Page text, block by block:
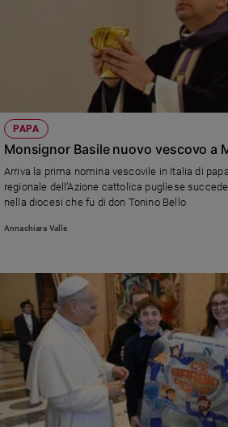
Società
e
valori
Ambiente
e
Creato
Volontariato
Aziende
valore
Caso
della
settimana
Migranti
Diversità
PAPA
Monsignor Basile nuovo vescovo a
Arriva la prima nomina vescovile in Italia di
regionale dell’Azione cattolica pugliese
nella diocesi che fu di don Tonino Bello
Annachiara Valle